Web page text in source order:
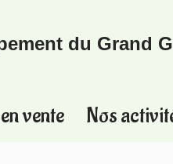
du Grand
vente Nos